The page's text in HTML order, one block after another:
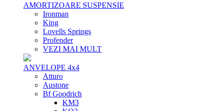
AMORTIZOARE SUSPENSIE
Ironman
King
Lovells Springs
Profender
VEZI MAI MULT
ANVELOPE 4x4
Atturo
Austone
Bf Goodrich
KM3